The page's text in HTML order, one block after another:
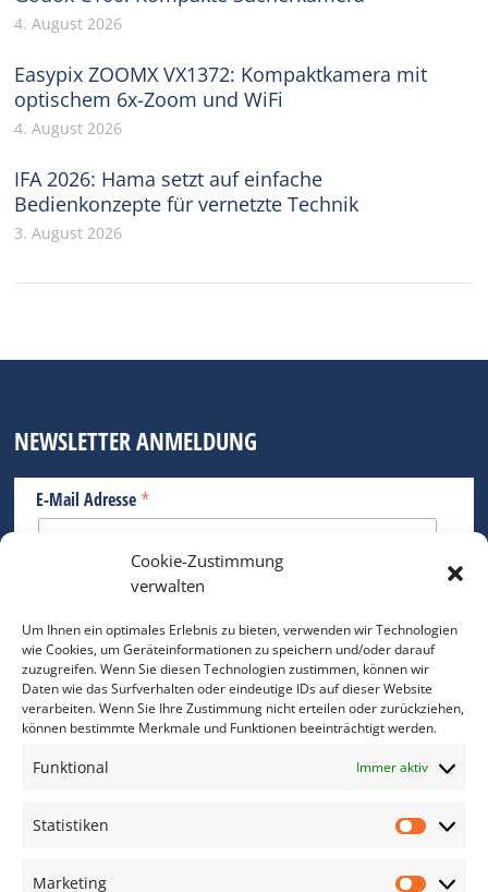
Cookie-Zustimmung
verwalten
Um Ihnen ein optimales Erlebnis zu bieten, verwenden wir Technologien
wie Cookies, um Geräteinformationen zu speichern und/oder darauf
zuzugreifen. Wenn Sie diesen Technologien zustimmen, können wir
Daten wie das Surfverhalten oder eindeutige IDs auf dieser Website
verarbeiten. Wenn Sie Ihre Zustimmung nicht erteilen oder zurückziehen,
können bestimmte Merkmale und Funktionen beeinträchtigt werden.
Funktional Immer aktiv
Statistiken
Marketing
4. August 2026
Easypix ZOOMX VX1372: Kompaktkamera mit
optischem 6x-Zoom und WiFi
4. August 2026
IFA 2026: Hama setzt auf einfache
Bedienkonzepte für vernetzte Technik
3. August 2026
NEWSLETTER ANMELDUNG
E-Mail Adresse *
Bitte geben Sie Ihre E-Mail Adresse ein.
*